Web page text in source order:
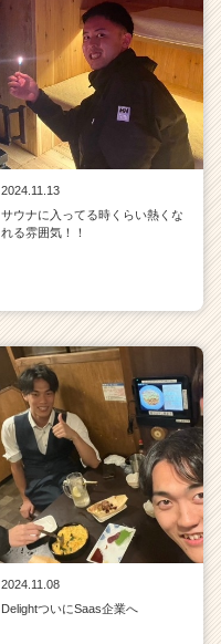
2024.11.13
サウナに入ってる時くらい熱くな
れる雰囲気！！
2024.11.08
DelightついにSaas企業へ